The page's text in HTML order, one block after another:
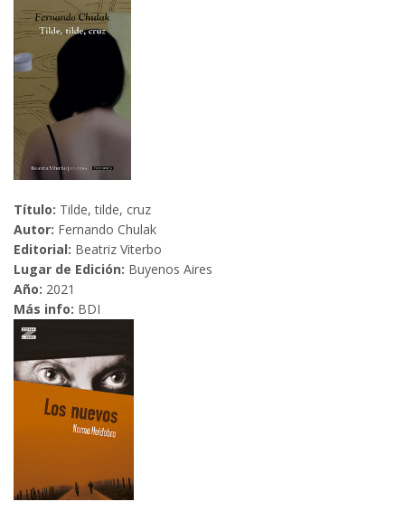
Título: Tilde, tilde, cruz
Autor: Fernando Chulak
Editorial: Beatriz Viterbo
Lugar de Edición: Buyenos Aires
Año: 2021
Más info: BDI